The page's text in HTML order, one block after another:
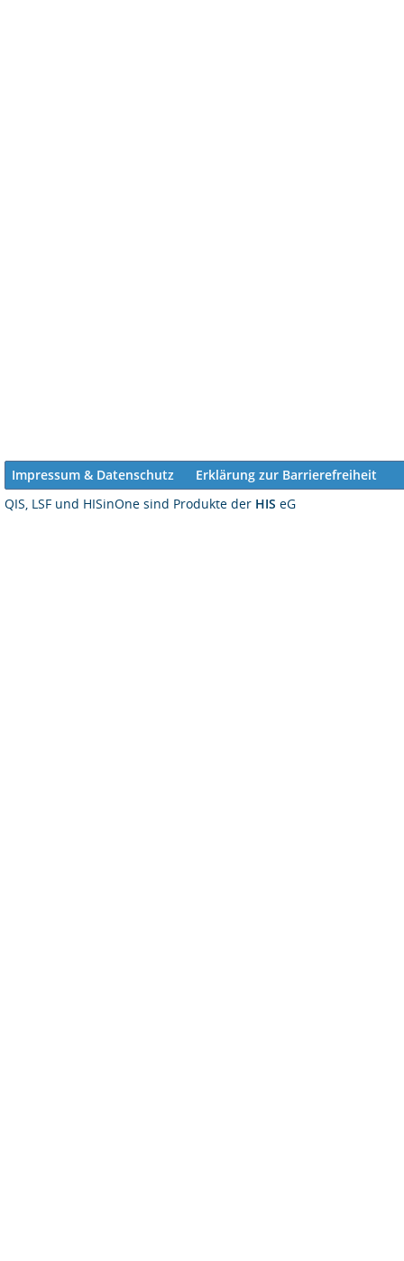
Impressum & Datenschutz
Erklärung zur Barrierefreiheit
QIS, LSF und HISinOne sind Produkte der HIS eG